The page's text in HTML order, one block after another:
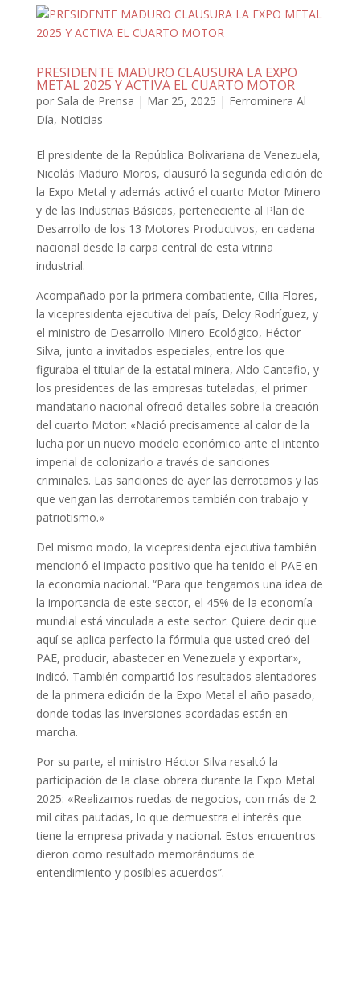
PRESIDENTE MADURO CLAUSURA LA EXPO
METAL 2025 Y ACTIVA EL CUARTO MOTOR
por Sala de Prensa | Mar 25, 2025 | Ferrominera Al
Día, Noticias
El presidente de la República Bolivariana de Venezuela,
Nicolás Maduro Moros, clausuró la segunda edición de
la Expo Metal y además activó el cuarto Motor Minero
y de las Industrias Básicas, perteneciente al Plan de
Desarrollo de los 13 Motores Productivos, en cadena
nacional desde la carpa central de esta vitrina
industrial.
Acompañado por la primera combatiente, Cilia Flores,
la vicepresidenta ejecutiva del país, Delcy Rodríguez, y
el ministro de Desarrollo Minero Ecológico, Héctor
Silva, junto a invitados especiales, entre los que
figuraba el titular de la estatal minera, Aldo Cantafio, y
los presidentes de las empresas tuteladas, el primer
mandatario nacional ofreció detalles sobre la creación
del cuarto Motor: «Nació precisamente al calor de la
lucha por un nuevo modelo económico ante el intento
imperial de colonizarlo a través de sanciones
criminales. Las sanciones de ayer las derrotamos y las
que vengan las derrotaremos también con trabajo y
patriotismo.»
Del mismo modo, la vicepresidenta ejecutiva también
mencionó el impacto positivo que ha tenido el PAE en
la economía nacional. “Para que tengamos una idea de
la importancia de este sector, el 45% de la economía
mundial está vinculada a este sector. Quiere decir que
aquí se aplica perfecto la fórmula que usted creó del
PAE, producir, abastecer en Venezuela y exportar»,
indicó. También compartió los resultados alentadores
de la primera edición de la Expo Metal el año pasado,
donde todas las inversiones acordadas están en
marcha.
Por su parte, el ministro Héctor Silva resaltó la
participación de la clase obrera durante la Expo Metal
2025: «Realizamos ruedas de negocios, con más de 2
mil citas pautadas, lo que demuestra el interés que
tiene la empresa privada y nacional. Estos encuentros
dieron como resultado memorándums de
entendimiento y posibles acuerdos”.